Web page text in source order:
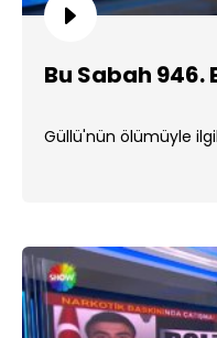
Bu Sabah 946.
Güllü'nün ölümüyle